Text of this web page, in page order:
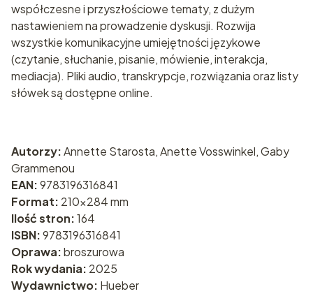
współczesne i przyszłościowe tematy, z dużym
nastawieniem na prowadzenie dyskusji. Rozwija
wszystkie komunikacyjne umiejętności językowe
(czytanie, słuchanie, pisanie, mówienie, interakcja,
mediacja). Pliki audio, transkrypcje, rozwiązania oraz listy
słówek są dostępne online.
Autorzy:Annette Starosta, Anette Vosswinkel, Gaby
Grammenou
EAN:9783196316841
Format: 210x284 mm
Ilość stron:164
ISBN:9783196316841
Oprawa:broszurowa
Rok wydania: 2025
Wydawnictwo: Hueber